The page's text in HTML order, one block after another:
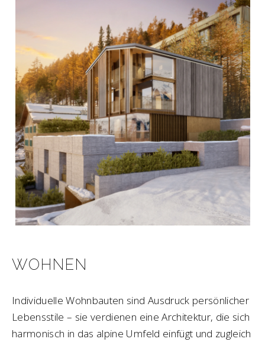
WOHNEN
Individuelle Wohnbauten sind Ausdruck persönlicher
Lebensstile – sie verdienen eine Architektur, die sich
harmonisch in das alpine Umfeld einfügt und zugleich